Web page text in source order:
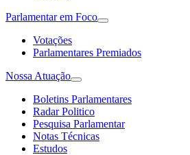
Parlamentar em Foco
Votações
Parlamentares Premiados
Nossa Atuação
Boletins Parlamentares
Radar Politico
Pesquisa Parlamentar
Notas Técnicas
Estudos